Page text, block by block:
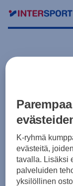
K-ryhmä
evästeitä,
tavalla. Lisäksi
palveluiden
yksilöllinen